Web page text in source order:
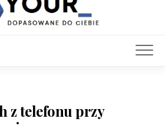
z telefonu przy